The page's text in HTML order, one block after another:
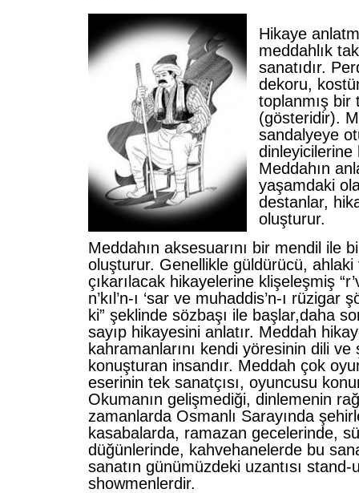
Hikaye
meddahlık
sanatıdır.
dekoru,
toplanmış bir
(gösteridir).
sandalyeye
dinleyicilerine
Meddahın
yaşamdaki
destanlar,
oluşturur.
Meddahın aksesuarını bir mendil ile
oluşturur. Genellikle güldürücü,
çıkarılacak hikayelerine klişeleşmiş
n’kıl’n-ı ‘sar ve muhaddis’n-ı rüzigar
ki” şeklinde sözbaşı ile başlar,daha
sayıp hikayesini anlatır. Meddah
kahramanlarını kendi yöresinin dili ve
konuşturan insandır. Meddah çok
eserinin tek sanatçısı, oyuncusu
Okumanın gelişmediği, dinlemenin
zamanlarda Osmanlı Sarayında
kasabalarda, ramazan gecelerinde,
düğünlerinde, kahvehanelerde bu
sanatın günümüzdeki uzantısı stand-
showmenlerdir.